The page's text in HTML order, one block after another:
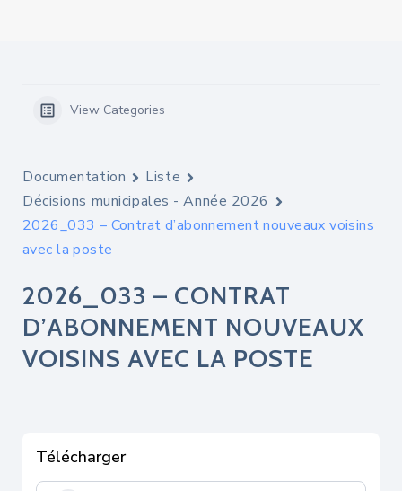
View Categories
Documentation
Liste
Décisions municipales - Année 2026
2026_033 – Contrat d’abonnement nouveaux voisins
avec la poste
2026_033 – CONTRAT
D’ABONNEMENT NOUVEAUX
VOISINS AVEC LA POSTE
Télécharger